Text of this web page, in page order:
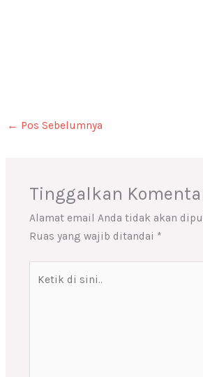
← Pos Sebelumnya
Tinggalkan
Alamat email Anda tidak akan
Ruas yang wajib ditandai *